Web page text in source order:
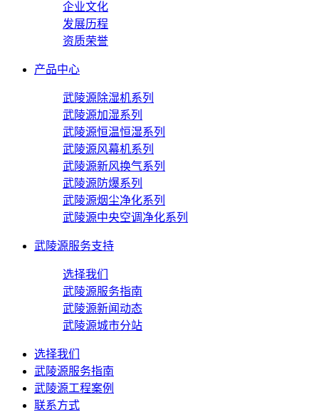
企业文化
发展历程
资质荣誉
产品中心
武陵源除湿机系列
武陵源加湿系列
武陵源恒温恒湿系列
武陵源风幕机系列
武陵源新风换气系列
武陵源防爆系列
武陵源烟尘净化系列
武陵源中央空调净化系列
武陵源服务支持
选择我们
武陵源服务指南
武陵源新闻动态
武陵源城市分站
选择我们
武陵源服务指南
武陵源工程案例
联系方式